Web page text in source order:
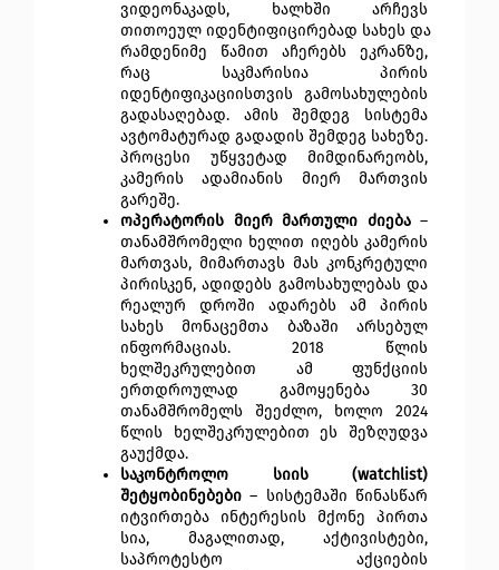
ვიდეონაკადს, ხალხში არჩევს
თითოეულ იდენტიფიცირებად სახეს და
რამდენიმე წამით აჩერებს ეკრანზე,
რაც საკმარისია პირის
იდენტიფიკაციისთვის გამოსახულების
გადასაღებად. ამის შემდეგ სისტემა
ავტომატურად გადადის შემდეგ სახეზე.
პროცესი უწყვეტად მიმდინარეობს,
კამერის ადამიანის მიერ მართვის
გარეშე.
ოპერატორის მიერ მართული ძიება –
თანამშრომელი ხელით იღებს კამერის
მართვას, მიმართავს მას კონკრეტული
პირისკენ, ადიდებს გამოსახულებას და
რეალურ დროში ადარებს ამ პირის
სახეს მონაცემთა ბაზაში არსებულ
ინფორმაციას. 2018 წლის
ხელშეკრულებით ამ ფუნქციის
ერთდროულად გამოყენება 30
თანამშრომელს შეეძლო, ხოლო 2024
წლის ხელშეკრულებით ეს შეზღუდვა
გაუქმდა.
საკონტროლო სიის (watchlist)
შეტყობინებები – სისტემაში წინასწარ
იტვირთება ინტერესის მქონე პირთა
სია, მაგალითად, აქტივისტები,
საპროტესტო აქციების